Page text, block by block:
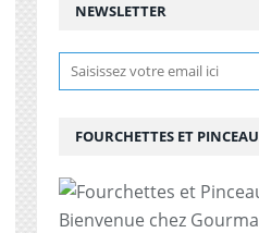
NEWSLETTER
FOURCHETTES ET
Bienvenue chez